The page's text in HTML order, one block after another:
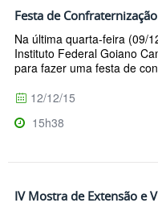
Festa de
Na última quarta-feira (09/
Instituto Federal Goiano
para fazer uma festa de
12/12/15
15h38
IV Mostra de Extensão e